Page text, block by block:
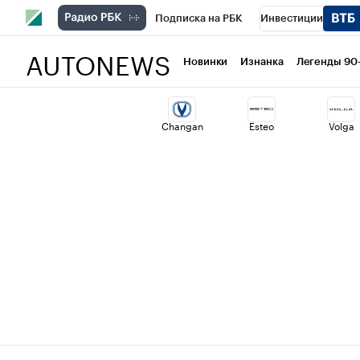
Подписка на РБК Инвестиции
Национальные проекты Город
Кредитные рейтинги Франшизы
AUTONEWS Новинки Изнанка Легенды
Changan Esteo Volga